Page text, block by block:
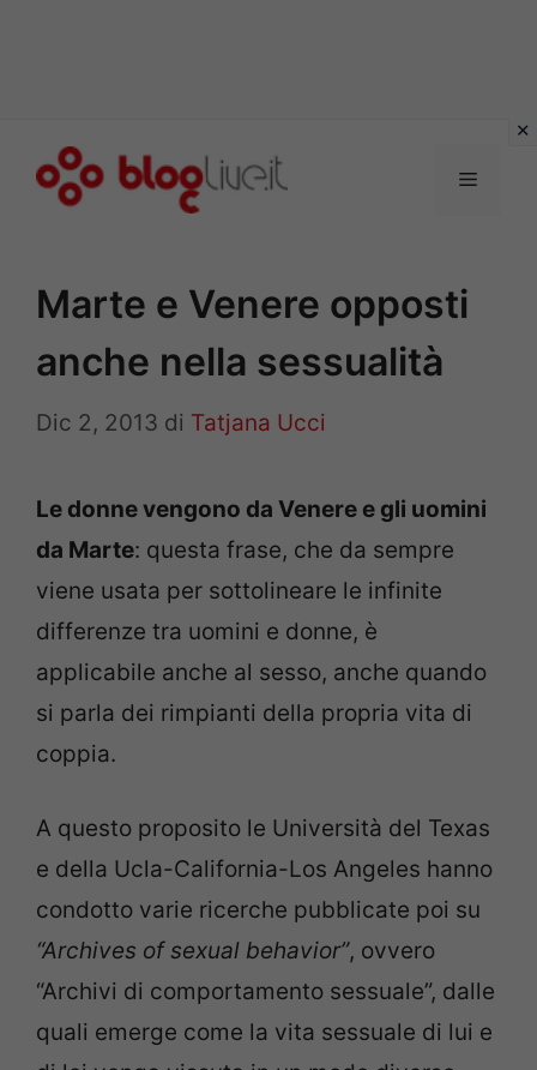
Menu
Marte e Venere opposti
anche nella sessualità
Dic 2, 2013 di Tatjana Ucci
Le donne vengono da Venere e gli uomini
da Marte: questa frase, che da sempre
viene usata per sottolineare le infinite
differenze tra uomini e donne, è
applicabile anche al sesso, anche quando
si parla dei rimpianti della propria vita di
coppia.
A questo proposito le Università del Texas
e della Ucla-California-Los Angeles hanno
condotto varie ricerche pubblicate poi su
“Archives of sexual behavior”, ovvero
“Archivi di comportamento sessuale”, dalle
quali emerge come la vita sessuale di lui e